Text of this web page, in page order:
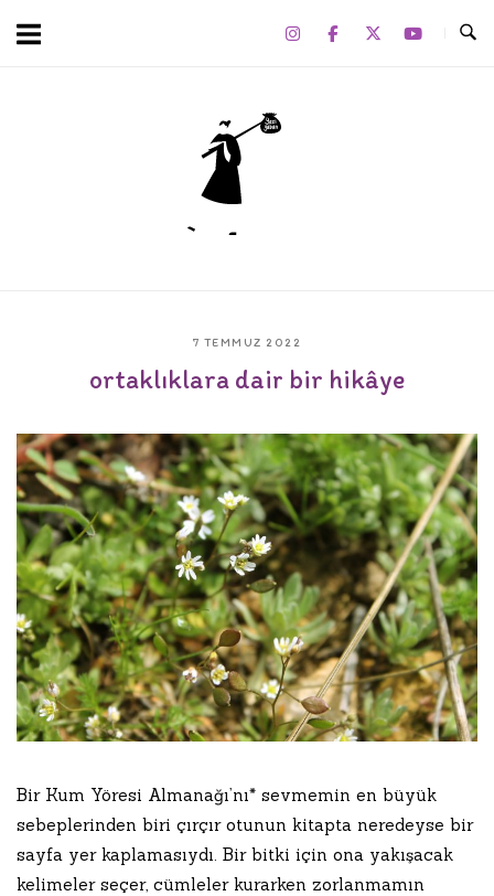
Home
7 TEMMUZ 2022
ortaklıklara dair bir hikâye
Bir Kum Yöresi Almanağı’nı* sevmemin en büyük
sebeplerinden biri çırçır otunun kitapta neredeyse bir
sayfa yer kaplamasıydı. Bir bitki için ona yakışacak
kelimeler seçer, cümleler kurarken zorlanmamın